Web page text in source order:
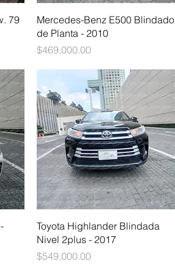
79
Vista rápida
Mercedes-Benz E500 Blindado
de Planta - 2010
Precio
$469,000.00
Vista rápida
Toyota Highlander Blindada
Nivel 2plus - 2017
Precio
$549,000.00